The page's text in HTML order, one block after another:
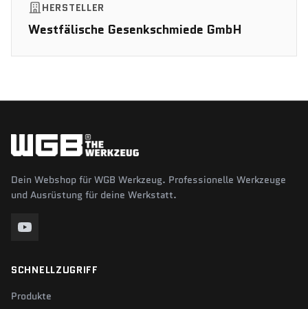
HERSTELLER
Westfälische Gesenkschmiede GmbH
Dein Webshop für WGB Werkzeug. Professionelle Werkzeuge
und Ausrüstung für deine Werkstatt.
SCHNELLZUGRIFF
Produkte